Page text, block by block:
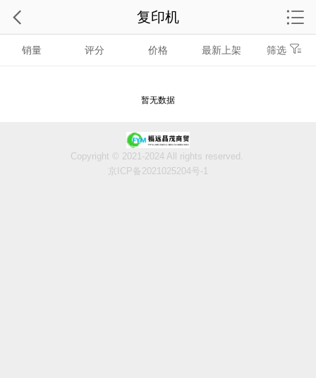
销量 评分 价格 最新上架 筛选
暂无数据
复印机
Copyright © 2021-2024 All rights reserved.
京ICP备2021025204号-1